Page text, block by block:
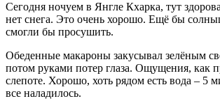
Сегодня ночуем в Янгле Кхарка, тут
нет снега. Это очень хорошо. Ещё бы
смогли бы просушить.
Обеденные макароны закусывал зелёным
потом руками потер глаза. Ощущения, как
слепоте. Хорошо, хоть рядом есть вода – 5
все наладилось.